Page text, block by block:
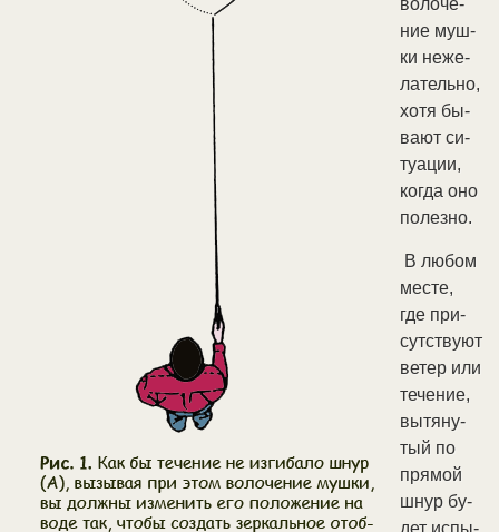
во­ло­че­
ние муш­
ки не­же­
ла­тель­но,
хо­тя бы­
ва­ют си­
туа­ции,
ко­гда оно
по­лез­но.
В лю­бом
мес­те,
где при­
сут­ст­ву­ют
ве­тер или
те­че­ние,
вы­тя­ну­
тый по
пря­мой
шнур бу­
дет ис­пы­